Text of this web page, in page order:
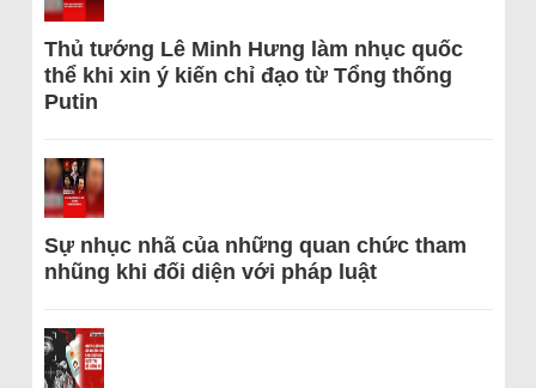
Thủ tướng Lê Minh Hưng làm nhục quốc
thể khi xin ý kiến chỉ đạo từ Tổng thống
Putin
Sự nhục nhã của những quan chức tham
nhũng khi đối diện với pháp luật